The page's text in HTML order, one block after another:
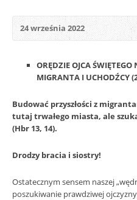
24 września 2022
ORĘDZIE OJCA
MIGRANTA I UCHODŹCY
Budować przyszłości z
tutaj trwałego miasta, ale
(Hbr 13, 14).
Drodzy bracia i siostry!
Ostatecznym sensem naszej
poszukiwanie prawdziwej